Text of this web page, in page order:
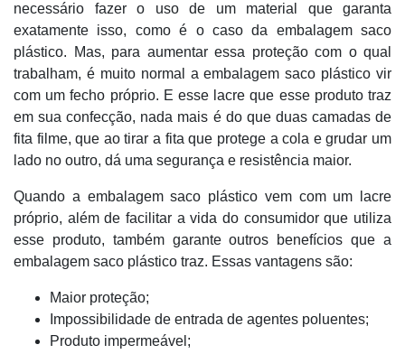
necessário fazer o uso de um material que garanta
exatamente isso, como é o caso da embalagem saco
plástico. Mas, para aumentar essa proteção com o qual
trabalham, é muito normal a embalagem saco plástico vir
com um fecho próprio. E esse lacre que esse produto traz
em sua confecção, nada mais é do que duas camadas de
fita filme, que ao tirar a fita que protege a cola e grudar um
lado no outro, dá uma segurança e resistência maior.
Quando a embalagem saco plástico vem com um lacre
próprio, além de facilitar a vida do consumidor que utiliza
esse produto, também garante outros benefícios que a
embalagem saco plástico traz. Essas vantagens são:
Maior proteção;
Impossibilidade de entrada de agentes poluentes;
Produto impermeável;